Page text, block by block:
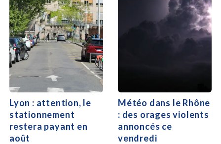
Lyon : attention, le
stationnement
restera payant en
août
Météo dans le Rhône
: des orages violents
annoncés ce
vendredi